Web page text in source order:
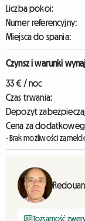
Liczba pokoi:
Numer referencyjny:
Miejsca do spania:
Czynsz i warunki
33 € / noc
Czas trwania:
Depozyt
Cena za
- Brak możliwości
Tożsamość